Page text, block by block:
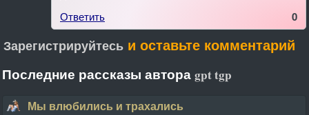
Ответить 0
Зарегистрируйтесь и оставьте комментарий
Последние рассказы автора gpt tgp
Мы влюбились и трахались